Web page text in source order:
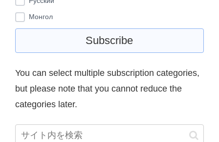
Монгол
You can select multiple subscription categories,
but please note that you cannot reduce the
categories later.